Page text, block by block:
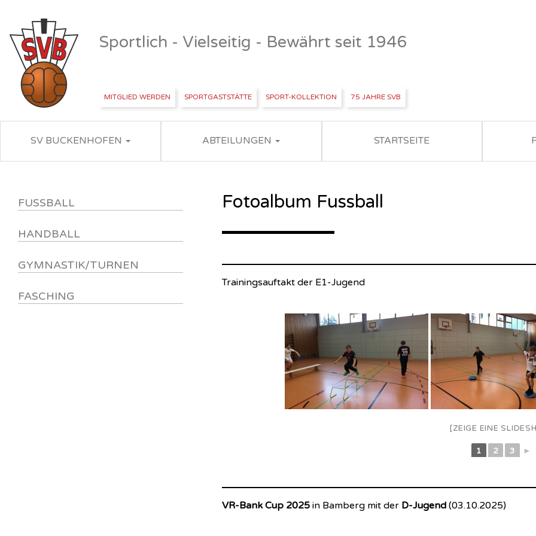
Sportlich - Vielseitig - Bewährt seit 1946
MITGLIED WERDEN SPORTGASTSTÄTTE SPORT-KOLLEKTION 75 JAHRE SVB
SV BUCKENHOFEN ABTEILUNGEN STARTSEITE
FUSSBALL
HANDBALL
GYMNASTIK/TURNEN
FASCHING
Fotoalbum Fussball
Trainingsauftakt der E1-Jugend
[ZEIGE EINE
1 2 3 ►
VR-Bank Cup 2025 in Bamberg mit der D-Jugend (03.10.2025)